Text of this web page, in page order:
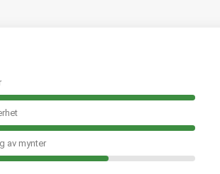
av mynter